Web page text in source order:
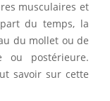
musculaires et
du temps, la
du mollet ou de
ou postérieure.
savoir sur cette